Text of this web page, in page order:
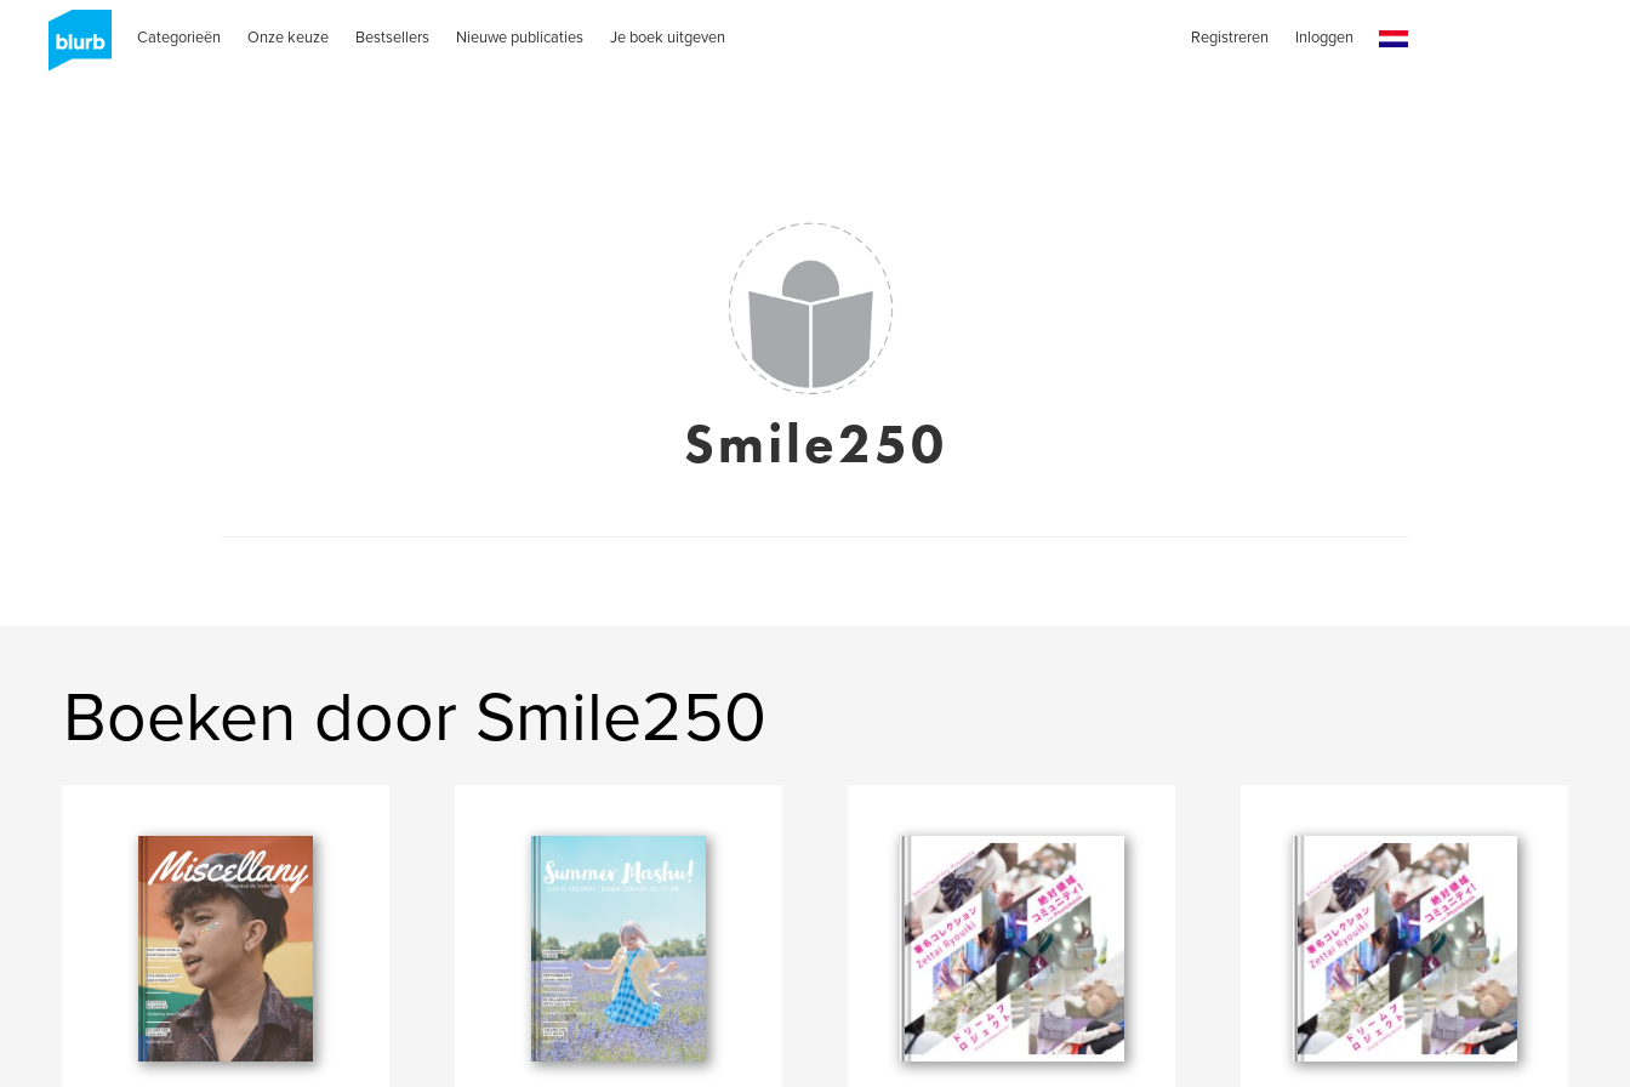
Categorieën Onze keuze Bestsellers Nieuwe publicaties Je boek uitgeven Registreren Inloggen
Smile250
Boeken door Smile250